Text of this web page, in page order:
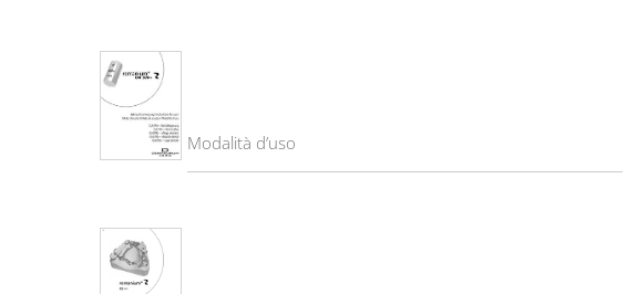
Modalità d’uso